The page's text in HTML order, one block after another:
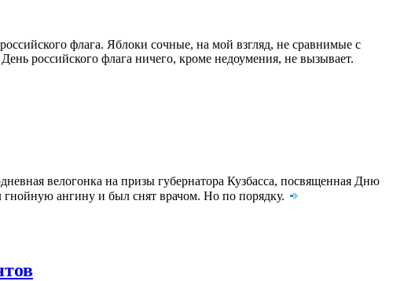
флага. Яблоки сочные, на мой взгляд, не сравнимые с
российского флага ничего, кроме недоумения, не вызывает.
велогонка на призы губернатора Кузбасса, посвященная Дню
ангину и был снят врачом. Но по порядку.